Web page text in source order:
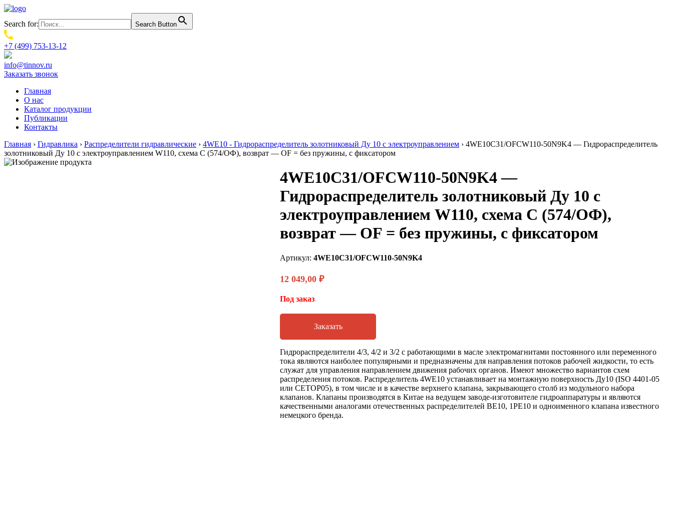
Search for: Search Button
+7 (499) 753-13-12
info@tinnov.ru
Заказать звонок
Главная
О нас
Каталог продукции
Публикации
Контакты
Главная › Гидравлика › Распределители гидравлические › 4WE10 - Гидрораспределитель золотниковый Ду 10 с электроуправлением › 4WE10C31/OFCW110-50N9K4 — Гидрораспределитель
золотниковый Ду 10 с электроуправлением W110, схема C (574/ОФ), возврат — OF = без пружины, с фиксатором
4WE10C31/OFCW110-50N9K4 —
Гидрораспределитель золотниковый Ду 10 с
электроуправлением W110, схема C (574/ОФ),
возврат — OF = без пружины, с фиксатором
Артикул:4WE10C31/OFCW110-50N9K4
12 049,00₽
Под заказ
Заказать
Гидрораспределители 4/3, 4/2 и 3/2 с работающими в масле электромагнитами постоянного или переменного
тока являются наиболее популярными и предназначены для направления потоков рабочей жидкости, то есть
служат для управления направлением движения рабочих органов. Имеют множество вариантов схем
распределения потоков. Распределитель 4WE10 устанавливает на монтажную поверхность Ду10 (ISO 4401-05
или CETOP05), в том числе и в качестве верхнего клапана, закрывающего столб из модульного набора
клапанов. Клапаны производятся в Китае на ведущем заводе-изготовителе гидроаппаратуры и являются
качественными аналогами отечественных распределителей ВЕ10, 1РЕ10 и одноименного клапана известного
немецкого бренда.